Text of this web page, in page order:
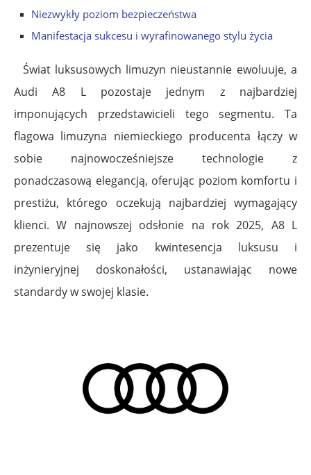
Niezwykły poziom bezpieczeństwa
Manifestacja sukcesu i wyrafinowanego stylu życia
Świat luksusowych limuzyn nieustannie ewoluuje, a
Audi A8 L pozostaje jednym z najbardziej
imponujących przedstawicieli tego segmentu. Ta
flagowa limuzyna niemieckiego producenta łączy w
sobie najnowocześniejsze technologie z
ponadczasową elegancją, oferując poziom komfortu i
prestiżu, którego oczekują najbardziej wymagający
klienci. W najnowszej odsłonie na rok 2025, A8 L
prezentuje się jako kwintesencja luksusu i
inżynieryjnej doskonałości, ustanawiając nowe
standardy w swojej klasie.